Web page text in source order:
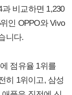
비교하면 1,230
인 OPPO와 Vivo
니다.
점유율 1위를
히 1위이고, 삼성